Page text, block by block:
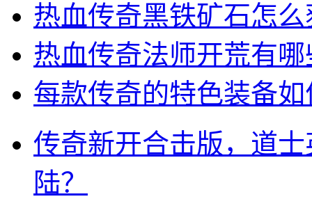
热血传奇黑铁矿石怎
热血传奇法师开荒有
每款传奇的特色装备
传奇新开合击版，道
陆？